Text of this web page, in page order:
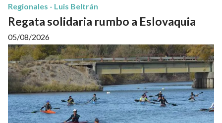
Regata solidaria rumbo a Eslovaquia
Regionales - Luis Beltrán
05/08/2026